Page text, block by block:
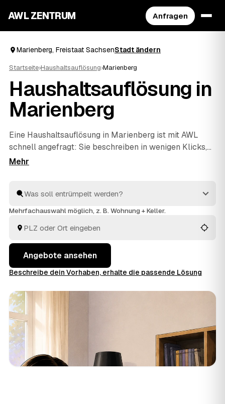
AWL ZENTRUM Anfragen
Marienberg, Freistaat SachsenStadt ändern
Startseite›Haushaltsauflösung›Marienberg
Haushaltsauflösung in
Marienberg
Eine Haushaltsauflösung in Marienberg ist mit AWL
schnell angefragt: Sie beschreiben in wenigen Klicks,
was raus soll, und bekommen dafür Festpreis-
einem Nachlass – die Profis räumen aus, entsorgen
fachgerecht und rechnen verwertbare Gegenstände auf
Sie die Angebote rund um Marienberg bis
und
Wolkensteinin Ruhe an einem Ort.
Mehrfachauswahl möglich, z. B. Wohnung + Keller.
Angebote ansehen
Beschreibe dein Vorhaben, erhalte die passende Lösung